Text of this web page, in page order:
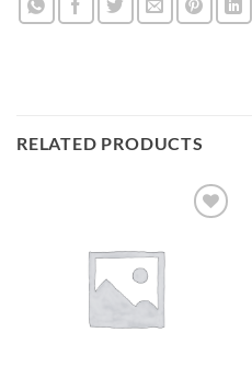
RELATED PRODUCTS